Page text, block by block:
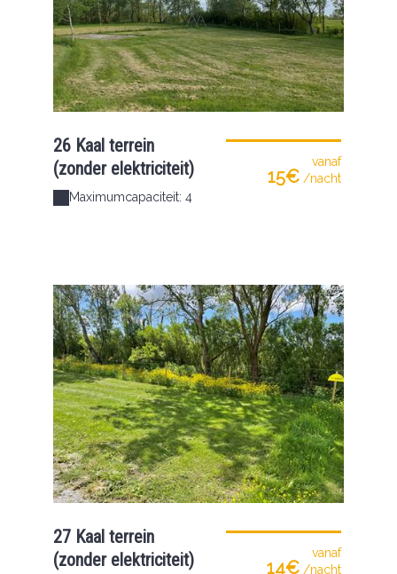
26 Kaal terrein
(zonder elektriciteit)
Maximumcapaciteit: 4
vanaf
15€ /nacht
27 Kaal terrein
(zonder elektriciteit)
vanaf
14€ /nacht